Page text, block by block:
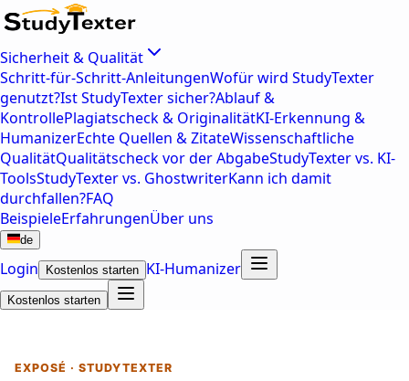
Sicherheit & Qualität
Schritt-für-Schritt-AnleitungenWofür wird StudyTexter
genutzt?Ist StudyTexter sicher?Ablauf &
KontrollePlagiatscheck & OriginalitätKI-Erkennung &
HumanizerEchte Quellen & ZitateWissenschaftliche
QualitätQualitätscheck vor der AbgabeStudyTexter vs. KI-
ToolsStudyTexter vs. GhostwriterKann ich damit
durchfallen?FAQ
BeispieleErfahrungenÜber uns
de
Login Kostenlos starten KI-Humanizer
Kostenlos starten
EXPOSÉ · STUDYTEXTER